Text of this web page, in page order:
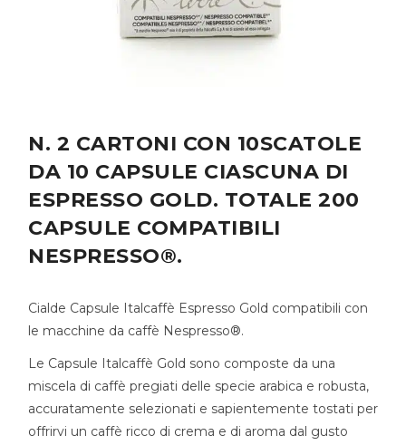
N. 2 CARTONI CON 10SCATOLE
DA 10 CAPSULE CIASCUNA DI
ESPRESSO GOLD. TOTALE 200
CAPSULE COMPATIBILI
NESPRESSO®.
Cialde Capsule Italcaffè Espresso Gold compatibili con
le macchine da caffè Nespresso®.
Le Capsule Italcaffè Gold sono composte da una
miscela di caffè pregiati delle specie arabica e robusta,
accuratamente selezionati e sapientemente tostati per
offrirvi un caffè ricco di crema e di aroma dal gusto